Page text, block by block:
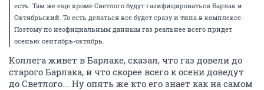
есть. Там же еще кроме Светлого будут газифицироваться Барлак и
Октябрьский. То есть делаться все будет сразу и типа в комплексе.
Поэтому по неофициальным данным газ реальнее всего придет
осенью: сентябрь-октябрь.
Коллега живет в Барлаке, сказал, что газ довели до
старого Барлака, и что скорее всего к осени доведут
до Светлого... Ну опять же кто его знает как на самом